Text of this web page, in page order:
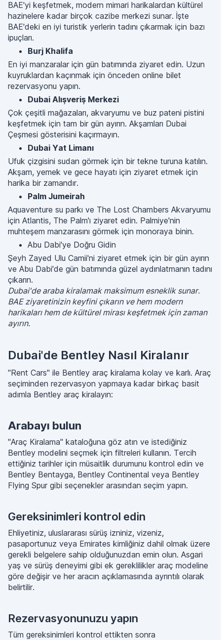
BAE'yi keşfetmek, modern mimari harikalardan kültürel
hazinelere kadar birçok cazibe merkezi sunar. İşte
BAE'deki en iyi turistik yerlerin tadını çıkarmak için bazı
ipuçları.
Burj Khalifa
En iyi manzaralar için gün batımında ziyaret edin. Uzun
kuyruklardan kaçınmak için önceden online bilet
rezervasyonu yapın.
Dubai Alışveriş Merkezi
Çok çeşitli mağazaları, akvaryumu ve buz pateni pistini
keşfetmek için tam bir gün ayırın. Akşamları Dubai
Çeşmesi gösterisini kaçırmayın.
Dubai Yat Limanı
Ufuk çizgisini sudan görmek için bir tekne turuna katılın.
Akşam, yemek ve gece hayatı için ziyaret etmek için
harika bir zamandır.
Palm Jumeirah
Aquaventure su parkı ve The Lost Chambers Akvaryumu
için Atlantis, The Palm'ı ziyaret edin. Palmiye'nin
muhteşem manzarasını görmek için monoraya binin.
Abu Dabi'ye Doğru Gidin
Şeyh Zayed Ulu Camii'ni ziyaret etmek için bir gün ayırın
ve Abu Dabi'de gün batımında güzel aydınlatmanın tadını
çıkarın.
Dubai'de araba kiralamak maksimum esneklik sunar.
BAE ziyaretinizin keyfini çıkarın ve hem modern
harikaları hem de kültürel mirası keşfetmek için zaman
ayırın.
Dubai'de Bentley Nasıl Kiralanır
"Rent Cars" ile Bentley araç kiralama kolay ve karlı. Araç
seçiminden rezervasyon yapmaya kadar birkaç basit
adımla Bentley araç kiralayın:
Arabayı bulun
"Araç Kiralama" kataloğuna göz atın ve istediğiniz
Bentley modelini seçmek için filtreleri kullanın. Tercih
ettiğiniz tarihler için müsaitlik durumunu kontrol edin ve
Bentley Bentayga, Bentley Continental veya Bentley
Flying Spur gibi seçenekler arasından seçim yapın.
Gereksinimleri kontrol edin
Ehliyetiniz, uluslararası sürüş izniniz, vizeniz,
pasaportunuz veya Emirates kimliğiniz dahil olmak üzere
gerekli belgelere sahip olduğunuzdan emin olun. Asgari
yaş ve sürüş deneyimi gibi ek gereklilikler araç modeline
göre değişir ve her aracın açıklamasında ayrıntılı olarak
belirtilir.
Rezervasyonunuzu yapın
Tüm gereksinimleri kontrol ettikten sonra